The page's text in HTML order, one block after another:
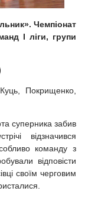
Чемпіонат
І ліги, групи
Покрищенко,
суперника забив
відзначився
команду з
відповісти
своїм черговим